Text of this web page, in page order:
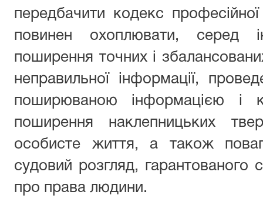
передбачити кодекс
повинен охоплювати, серед
поширення точних і
неправильної інформації,
поширюваною інформацією і
поширення наклепницьких
особисте життя, а також
судовий розгляд, гарантованого
про права людини.